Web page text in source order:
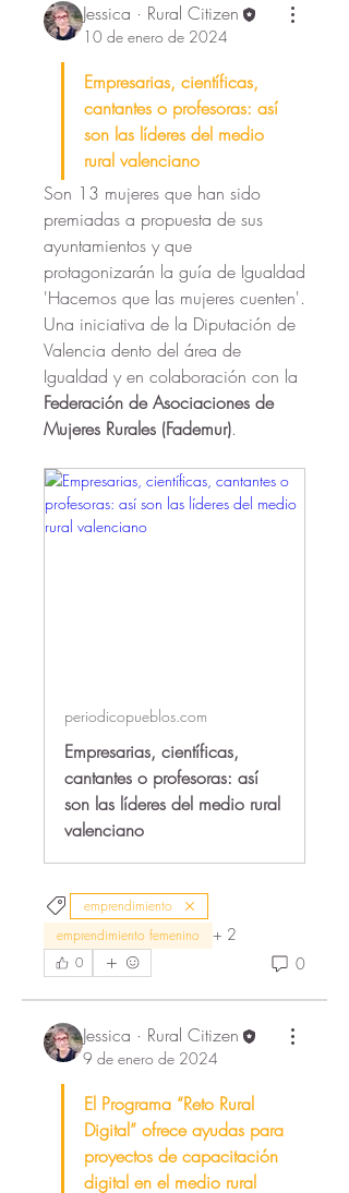
Jessica · Rural Citizen
10 de enero de 2024
Empresarias, científicas,
cantantes o profesoras: así
son las líderes del medio
rural valenciano
Son 13 mujeres que han sido
premiadas a propuesta de sus
ayuntamientos y que
protagonizarán la guía de Igualdad
'Hacemos que las mujeres cuenten'.
Una iniciativa de la Diputación de
Valencia dento del área de
Federación de Asociaciones de
Mujeres Rurales (Fademur).
periodicopueblos.com
Empresarias, científicas,
cantantes o profesoras: así
son las líderes del medio rural
valenciano
emprendimiento
emprendimiento femenino
+ 2
0 0
Jessica · Rural Citizen
9 de enero de 2024
El Programa “Reto Rural
Digital” ofrece ayudas para
proyectos de capacitación
digital en el medio rural